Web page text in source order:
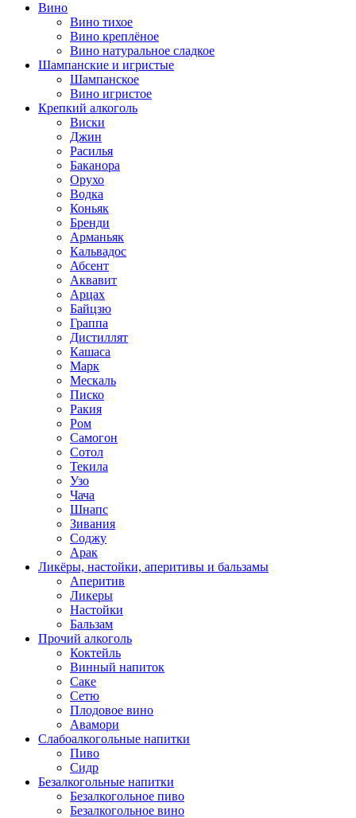
Вино
Вино тихое
Вино креплёное
Вино натуральное сладкое
Шампанские и игристые
Шампанское
Вино игристое
Крепкий алкоголь
Виски
Джин
Расилья
Баканора
Орухо
Водка
Коньяк
Бренди
Арманьяк
Кальвадос
Абсент
Аквавит
Арцах
Байцзю
Граппа
Дистиллят
Кашаса
Марк
Мескаль
Писко
Ракия
Ром
Самогон
Сотол
Текила
Узо
Чача
Шнапс
Зивания
Соджу
Арак
Ликёры, настойки, аперитивы и бальзамы
Аперитив
Ликеры
Настойки
Бальзам
Прочий алкоголь
Коктейль
Винный напиток
Саке
Сетю
Плодовое вино
Авамори
Слабоалкогольные напитки
Пиво
Сидр
Безалкогольные напитки
Безалкогольное пиво
Безалкогольное вино